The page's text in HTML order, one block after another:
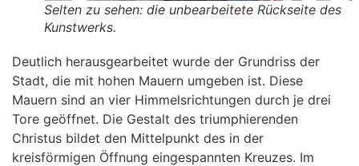
Selten zu sehen: die unbearbeitete Rückseite des
Kunstwerks.
Deutlich herausgearbeitet wurde der Grundriss der
Stadt, die mit hohen Mauern umgeben ist. Diese
Mauern sind an vier Himmelsrichtungen durch je drei
Tore geöffnet. Die Gestalt des triumphierenden
Christus bildet den Mittelpunkt des in der
kreisförmigen Öffnung eingespannten Kreuzes. Im